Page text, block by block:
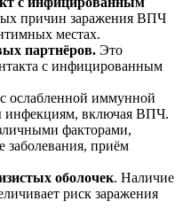
причин заражения ВПЧ
местах.
партнёров. Это
с инфицированным
ослабленной иммунной
инфекциям, включая ВПЧ.
факторами,
заболевания, приём
оболочек. Наличие
риск заражения